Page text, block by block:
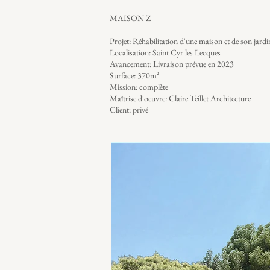
MAISON Z
Projet: Réhabilitation d'une maison et de son
Localisation: Saint Cyr les Lecques
Avancement: Livraison prévue en 2023
Surface: 370m²
Mission: complète
Maîtrise d'oeuvre: Claire Teillet Architecture
Client: privé